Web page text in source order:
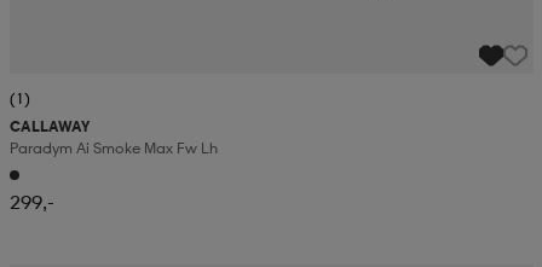
(1)
CALLAWAY
Paradym Ai Smoke Max Fw Lh
299,-